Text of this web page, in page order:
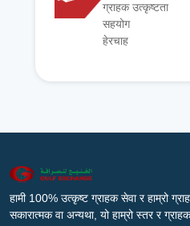
ग्राहक उत्कृष्टता
सहयोग
हेरचाह
हामी 100% उत्कृष्ट ग्राहक सेवा र हाम्रो
सकारात्मक वा अन्यथा, यो हाम्रो स्तर र